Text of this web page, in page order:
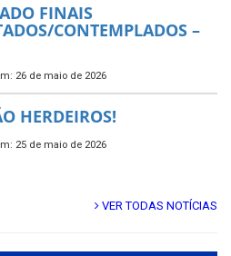
FINAIS
CONTEMPLADOS –
26 de maio de 2026
HERDEIROS!
25 de maio de 2026
VER TODAS NOTÍCIAS